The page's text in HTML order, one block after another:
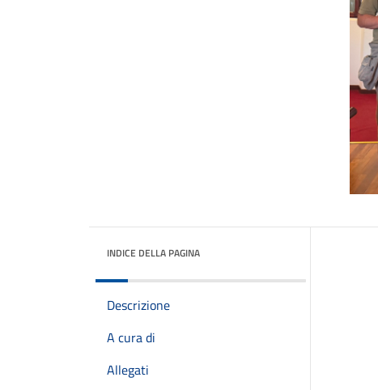
INDICE DELLA PAGINA
Descrizione
A cura di
Allegati